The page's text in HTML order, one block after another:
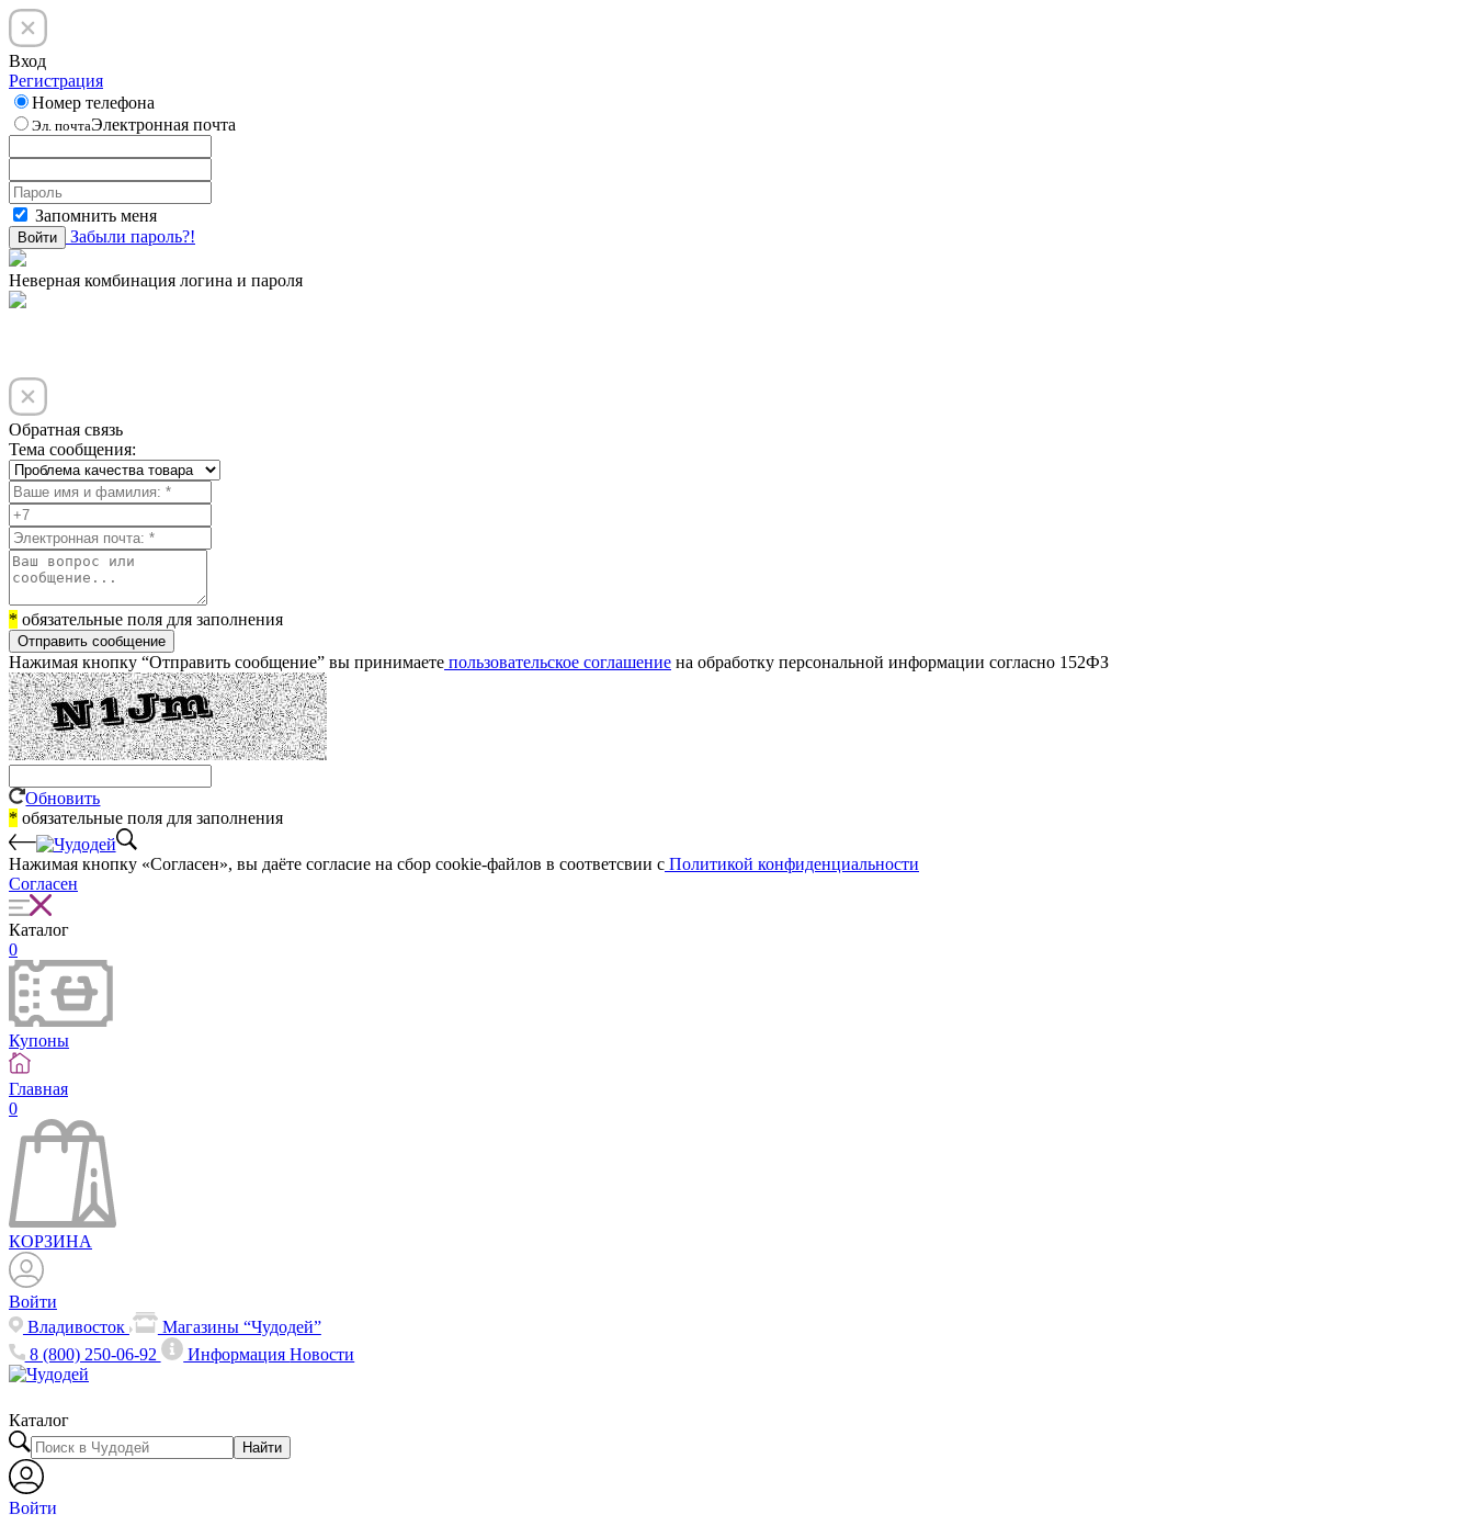
Вход
Регистрация
Номер телефона
Эл. почтаЭлектронная почта
Запомнить меня
Войти Забыли пароль?!
Неверная комбинация логина и пароля
Обратная связь
Тема сообщения:
* обязательные поля для заполнения
Отправить сообщение
Нажимая кнопку “Отправить сообщение” вы принимаете пользовательское соглашение на обработку персональной информации согласно 152ФЗ
Обновить
* обязательные поля для заполнения
Нажимая кнопку «Согласен», вы даёте cогласие на сбор cookie-файлов в соответсвии с Политикой конфиденциальности
Согласен
Каталог
0
Купоны
Главная
0
КОРЗИНА
Войти
Владивосток
Магазины “Чудодей”
8 (800) 250-06-92
ИнформацияНовости
Каталог
Найти
Войти